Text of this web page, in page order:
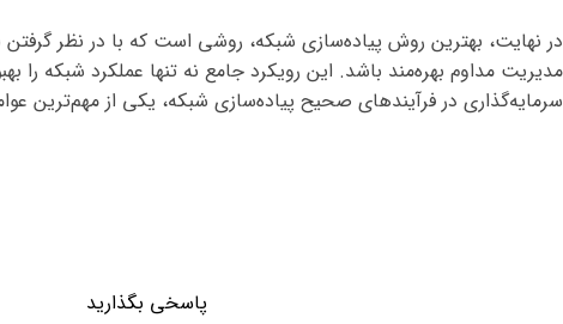
در نهایت، بهترین روش پیاده‌سازی شبکه، روشی است که با در نظر گرفتن
مدیریت مداوم بهره‌مند باشد. این رویکرد جامع نه تنها عملکرد شبکه
سرمایه‌گذاری در فرآیندهای صحیح پیاده‌سازی شبکه، یکی از
پاسخی بگذارید